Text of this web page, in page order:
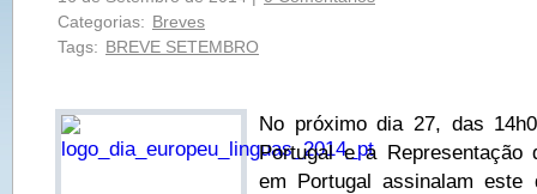
Categorias: Breves
Tags: BREVE SETEMBRO
No próximo dia 27, das
Portugal e a Representação
em Portugal assinalam este